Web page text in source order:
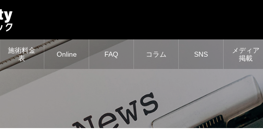
施術料金
表
Online FAQ コラム SNS
メディア
掲載